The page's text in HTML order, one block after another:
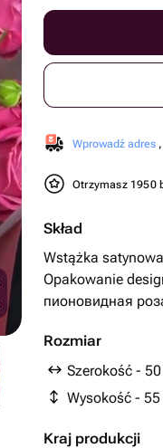
Wprowadź adres
Otrzymasz 1950
Skład
Wstążka
Opakowanie
пионовидная
Rozmiar
Szerokość -
Wysokość -
Kraj produkcji